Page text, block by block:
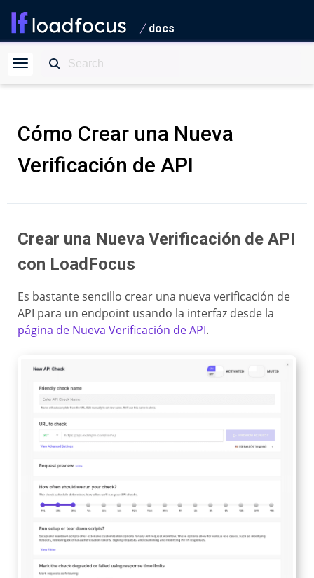
docs
Cómo Crear una Nueva
Verificación de API
Crear una Nueva Verificación de API
con LoadFocus
Es bastante sencillo crear una nueva verificación de
API para un endpoint usando la interfaz desde la
página de Nueva Verificación de API.